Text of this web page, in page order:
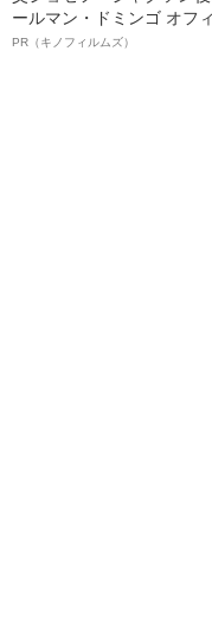
ールマン・ドミンゴ オフィ
ルインタビュー“観客を魅
PR（キノフィルムズ）